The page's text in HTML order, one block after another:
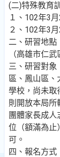
(二)特殊教育
１、102年3
２、102年3
二、研習地點
（高雄市仁
三、研習對象
區、鳳山區、
學校，尚未取
則開放本局所
團體家長成
位（額滿為止
可。
四、報名方式